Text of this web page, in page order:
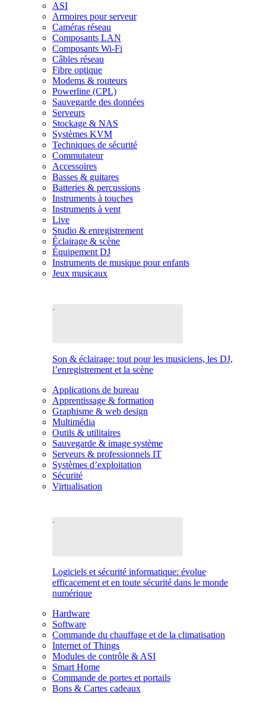
ASI
Armoires pour serveur
Caméras réseau
Composants LAN
Composants Wi-Fi
Câbles réseau
Fibre optique
Modems & routeurs
Powerline (CPL)
Sauvegarde des données
Serveurs
Stockage & NAS
Systèmes KVM
Techniques de sécurité
Commutateur
Accessoires
Basses & guitares
Batteries & percussions
Instruments à touches
Instruments à vent
Live
Studio & enregistrement
Éclairage & scène
Équipement DJ
Instruments de musique pour enfants
Jeux musicaux
Son & éclairage: tout pour les musiciens, les DJ,
l’enregistrement et la scène
Applications de bureau
Apprentissage & formation
Graphisme & web design
Multimédia
Outils & utilitaires
Sauvegarde & image système
Serveurs & professionnels IT
Systèmes d’exploitation
Sécurité
Virtualisation
Logiciels et sécurité informatique: évolue
efficacement et en toute sécurité dans le monde
numérique
Hardware
Software
Commande du chauffage et de la climatisation
Internet of Things
Modules de contrôle & ASI
Smart Home
Commande de portes et portails
Bons & Cartes cadeaux